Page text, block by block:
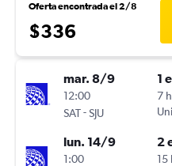
Oferta encontrada el 2/8
$336
mar. 8/9
12:00
SAT-SJU
1
7
lun. 14/9
1:00
2
15